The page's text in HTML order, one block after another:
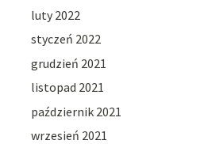
luty 2022
styczeń 2022
grudzień 2021
listopad 2021
październik 2021
wrzesień 2021